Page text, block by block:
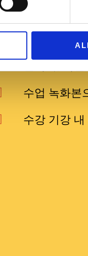
어디서나
한국어, 독
수업 녹화본
수강 기강